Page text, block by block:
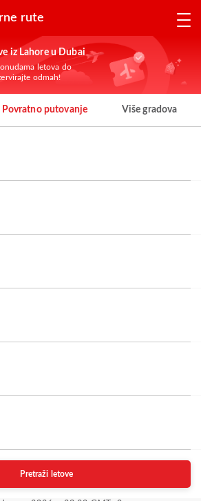
rute
iz Lahore u Dubai
letova do
odmah!
Povratno putovanje Više gradova
Pretraži letove